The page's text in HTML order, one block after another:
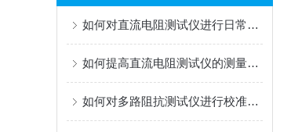
如何对直流电阻测试仪进行日常维护？
如何提高直流电阻测试仪的测量准确性与稳定性
如何对多路阻抗测试仪进行校准和维护？